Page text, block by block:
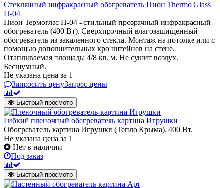
Стеклянный инфракрасный обогреватель Пион Thermo Glass
П-04
Пион Термоглас П-04 - стильный прозрачный инфракрасный
обогреватель (400 Вт). Сверхпрочный влагозащищенный
обогреватель из закаленного стекла. Монтаж на потолке или с
помощью дополнительных кронштейнов на стене.
Отапливаемая площадь: 4/8 кв. м. Не сушит воздух.
Бесшумный.
Не указана цена за 1
Запросить ценуЗапрос цены
Быстрый просмотр
Гибкий пленочный обогреватель картина Игрушки
Обогреватель картина Игрушки (Тепло Крыма). 400 Вт.
Не указана цена за 1
Нет в наличии
Под заказ
Быстрый просмотр